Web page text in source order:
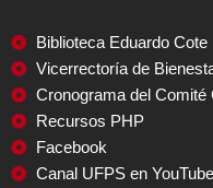
Biblioteca Eduardo Cote
Vicerrectoría de
Cronograma del Comité
Recursos PHP
Facebook
Canal UFPS en YouTube